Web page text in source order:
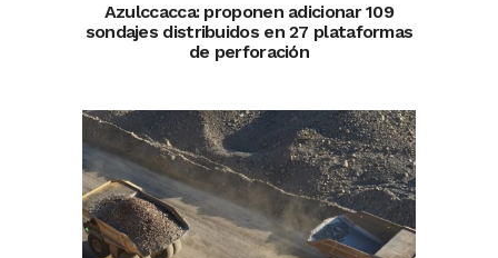
Azulccacca: proponen adicionar 109
sondajes distribuidos en 27 plataformas
de perforación